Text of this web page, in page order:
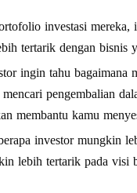
investasi
tertarik dengan bisnis
ingin tahu bagaimana
pengembalian
membantu kamu
investor mungkin
lebih tertarik pada visi